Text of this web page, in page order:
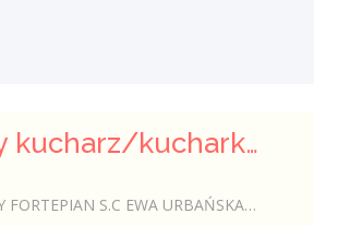
Młodszy kucharz/kucharka
S.C EWA URBAŃSKA-FELCZAK, ROBERT KANTOR